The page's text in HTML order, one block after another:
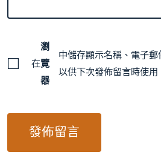
在
瀏
覽
器
中儲存顯示名稱、電子郵
以供下次發佈留言時使用